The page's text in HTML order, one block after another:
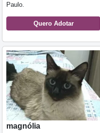
Paulo.
Quero Adotar
magnólia